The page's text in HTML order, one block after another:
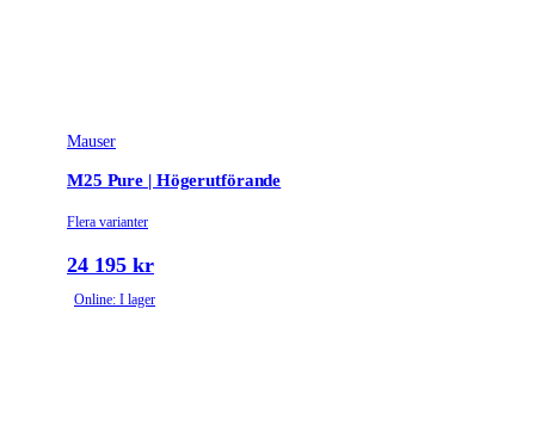
Mauser
M25 Pure | Högerutförande
Flera varianter
24 195 kr
Online: I lager